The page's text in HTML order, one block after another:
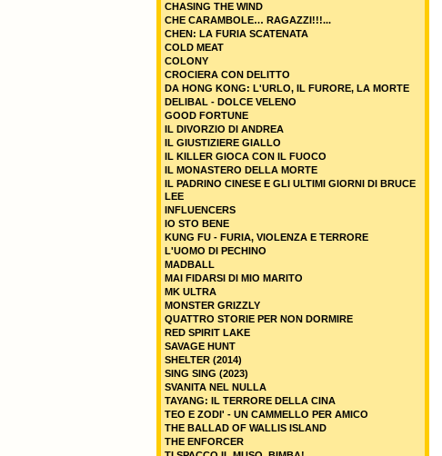
CHASING THE WIND
CHE CARAMBOLE… RAGAZZI!!!...
CHEN: LA FURIA SCATENATA
COLD MEAT
COLONY
CROCIERA CON DELITTO
DA HONG KONG: L'URLO, IL FURORE, LA MORTE
DELIBAL - DOLCE VELENO
GOOD FORTUNE
IL DIVORZIO DI ANDREA
IL GIUSTIZIERE GIALLO
IL KILLER GIOCA CON IL FUOCO
IL MONASTERO DELLA MORTE
IL PADRINO CINESE E GLI ULTIMI GIORNI DI BRUCE
LEE
INFLUENCERS
IO STO BENE
KUNG FU - FURIA, VIOLENZA E TERRORE
L'UOMO DI PECHINO
MADBALL
MAI FIDARSI DI MIO MARITO
MK ULTRA
MONSTER GRIZZLY
QUATTRO STORIE PER NON DORMIRE
RED SPIRIT LAKE
SAVAGE HUNT
SHELTER (2014)
SING SING (2023)
SVANITA NEL NULLA
TAYANG: IL TERRORE DELLA CINA
TEO E ZODI' - UN CAMMELLO PER AMICO
THE BALLAD OF WALLIS ISLAND
THE ENFORCER